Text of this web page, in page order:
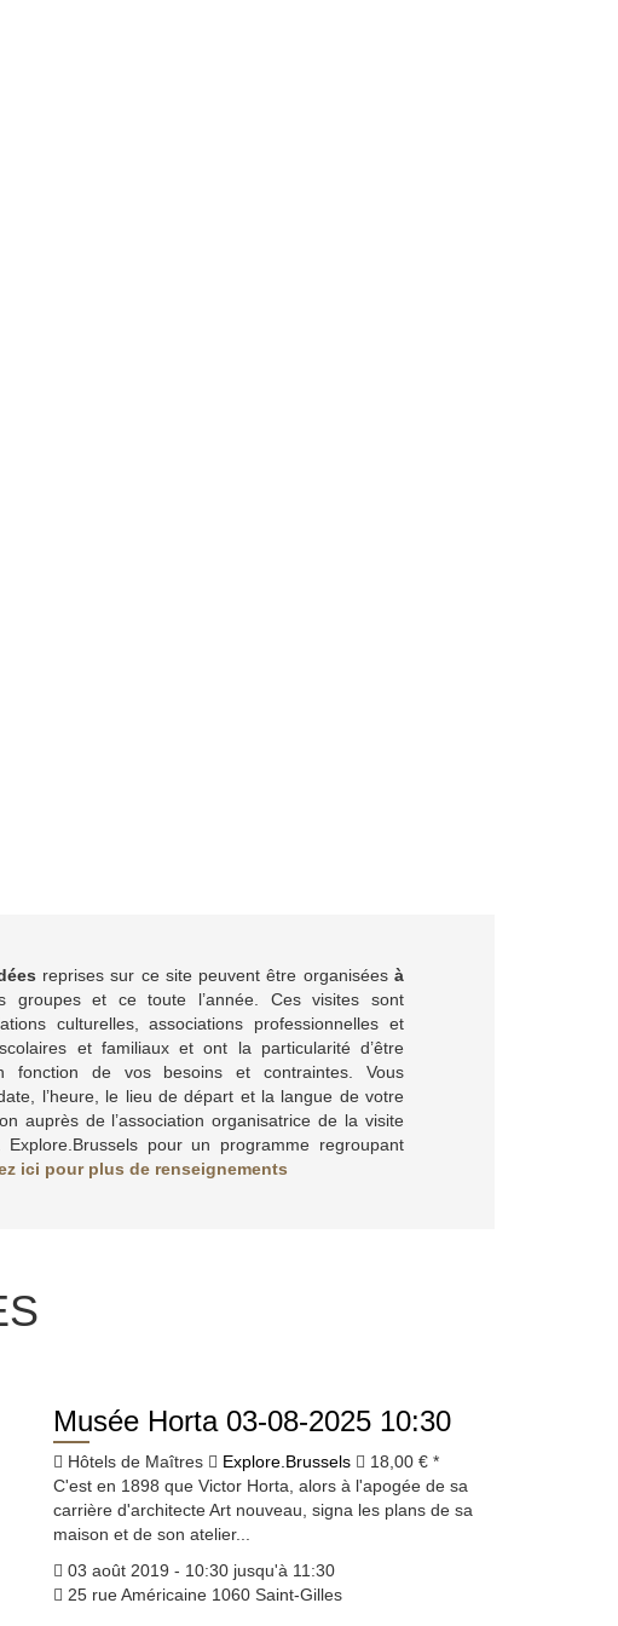
reprises sur ce site peuvent être organiséesà
et ce toute l’année. Ces visites sont
culturelles, associations professionnelles et
et familiaux et ont la particularité d’être
fonction de vos besoins et contraintes. Vous
l’heure, le lieu de départ et la langue de votre
auprès de l’association organisatrice de la visite
pour un programme regroupant
ici pour plus de renseignements
Musée Horta 03-08-2025 10:30
Hôtels de Maîtres Explore.Brussels
18,00 € *
C'est en 1898 que Victor Horta, alors à l'apogée de sa
carrière d'architecte Art nouveau, signa les plans de sa
maison et de son atelier...
03 août 2019 - 10:30 jusqu'à 11:30
25 rue Américaine 1060 Saint-Gilles